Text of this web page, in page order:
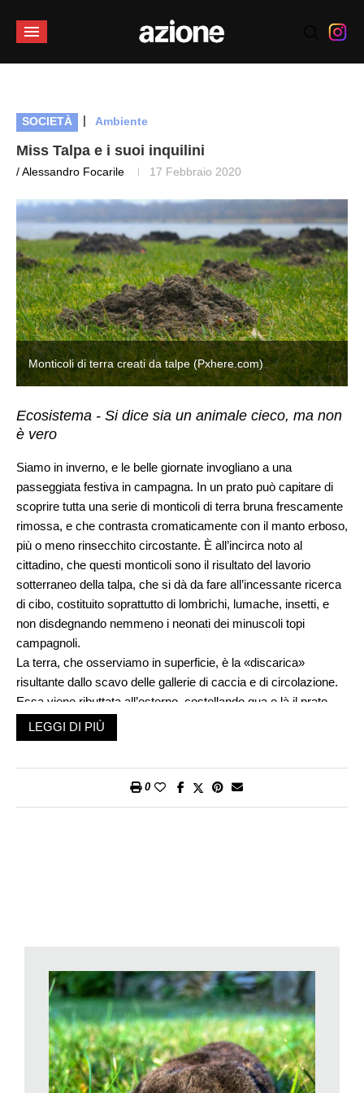
SOCIETÀ | Ambiente
Miss Talpa e i suoi inquilini
/ Alessandro Focarile 17 Febbraio 2020
Monticoli di terra creati da talpe (Pxhere.com)
Ecosistema - Si dice sia un animale cieco, ma non
è vero
Siamo in inverno, e le belle giornate invogliano a una
passeggiata festiva in campagna. In un prato può capitare di
scoprire tutta una serie di monticoli di terra bruna frescamente
rimossa, e che contrasta cromaticamente con il manto erboso,
più o meno rinsecchito circostante. È all’incirca noto al
cittadino, che questi monticoli sono il risultato del lavorio
sotterraneo della talpa, che si dà da fare all’incessante ricerca
di cibo, costituito soprattutto di lombrichi, lumache, insetti, e
non disdegnando nemmeno i neonati dei minuscoli topi
campagnoli.
La terra, che osserviamo in superficie, è la «discarica»
risultante dallo scavo delle gallerie di caccia e di circolazione.
Essa viene ributtata all’esterno, costellando qua e là il prato
eseguendo un percorso capriccioso ai nostri occhi, e non ben
definito.
dimensioni – discarica di vecchia data – spesso ricoperto di
osserviamo in superficie, dà solo una modesta idea della
complessità che esiste in profondità.
Le talpe (genere Talpa) sono mammiferi zoofagi (predatori)
diffusi nella regione euro-asiatica. Nell’Europa occidentale
sono note: laeuropaea, che è quella più diffusa. Lacaeca
una frammentata e discontinua diffusione euro-meridionale.
LEGGI DI PIÙ
0